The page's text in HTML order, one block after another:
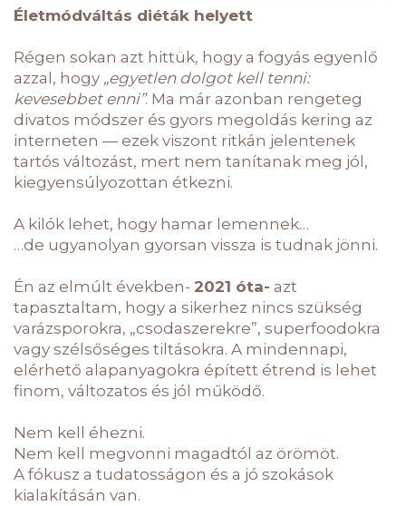
Életmódváltás diéták helyett
Régen sokan azt hittük, hogy a fogyás egyenlő
azzal, hogy „egyetlen dolgot kell tenni:
kevesebbet enni”. Ma már azonban rengeteg
divatos módszer és gyors megoldás kering az
interneten — ezek viszont ritkán jelentenek
tartós változást, mert nem tanítanak meg jól,
kiegyensúlyozottan étkezni.
A kilók lehet, hogy hamar lemennek…
…de ugyanolyan gyorsan vissza is tudnak jönni.
Én az elmúlt években- 2021 óta- azt
tapasztaltam, hogy a sikerhez nincs szükség
varázsporokra, „csodaszerekre”, superfoodokra
vagy szélsőséges tiltásokra. A mindennapi,
elérhető alapanyagokra épített étrend is lehet
finom, változatos és jól működő.
Nem kell éhezni.
Nem kell megvonni magadtól az örömöt.
A fókusz a tudatosságon és a jó szokások
kialakításán van.